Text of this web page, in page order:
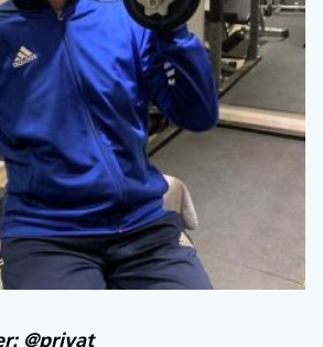
@privat